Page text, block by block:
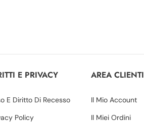
E PRIVACY
E Diritto Di Recesso
Policy
AREA CLIENTI
Il Mio Account
Il Miei Ordini